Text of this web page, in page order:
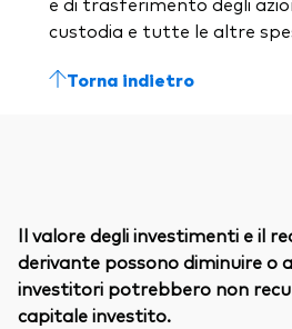
custodia e tutte le altre
Torna indietro
Il valore degli investimenti e il
derivante possono diminuire o
investitori potrebbero non
capitale investito.